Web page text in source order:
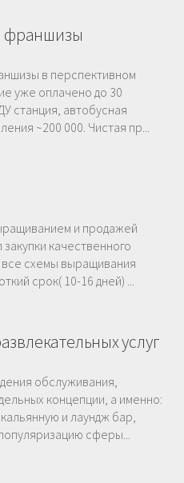
франшизы
в перспективном
уже оплачено до 30
станция, автобусная
~200 000. Чистая пр...
и продажей
качественного
все схемы выращивания
срок( 10-16 дней) ...
услуг
обслуживания,
концепции, а именно:
и лаундж бар,
сферы...